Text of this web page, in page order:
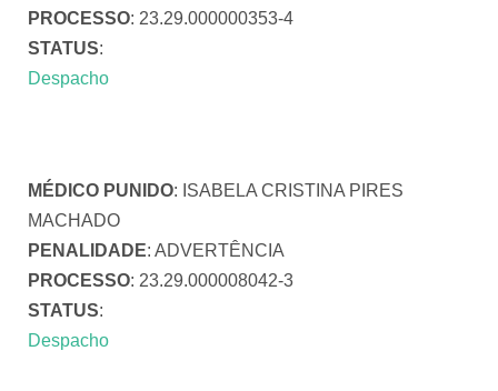
PROCESSO: 23.29.000000353-4
STATUS:
Despacho
MÉDICO PUNIDO: ISABELA CRISTINA PIRES
MACHADO
PENALIDADE: ADVERTÊNCIA
PROCESSO: 23.29.000008042-3
STATUS:
Despacho